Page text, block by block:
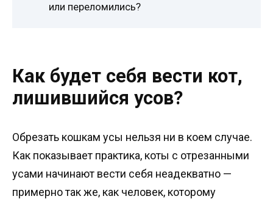
или переломились?
Как будет себя вести кот,
лишившийся усов?
Обрезать кошкам усы нельзя ни в коем случае.
Как показывает практика, коты с отрезанными
усами начинают вести себя неадекватно —
примерно так же, как человек, которому